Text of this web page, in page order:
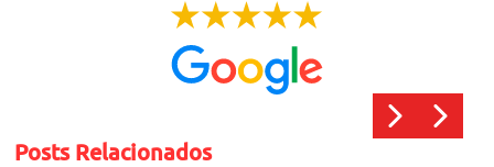
Posts Relacionados